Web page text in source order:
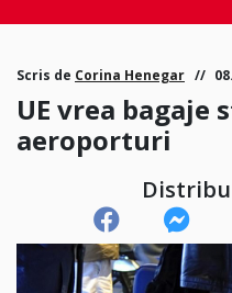
Scris de Corina Henegar
UE vrea bagaje
aeroporturi